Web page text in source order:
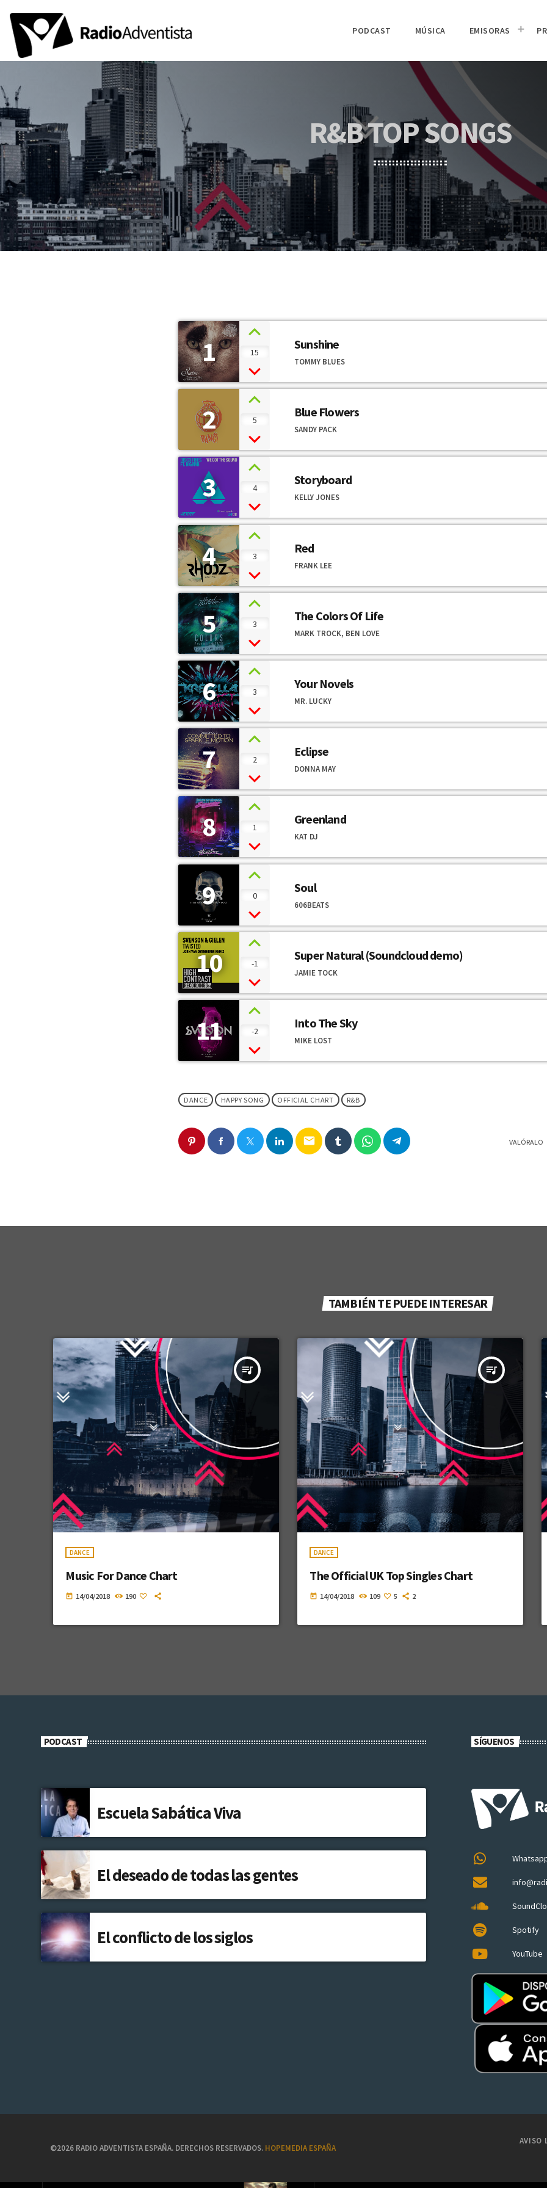
PODCAST MÚSICA EMISORAS
R&B TOP SONGS
1 15
Sunshine
TOMMY BLUES
2 5
Blue Flowers
SANDY PACK
3 4
Storyboard
KELLY JONES
4 3
Red
FRANK LEE
5 3
The Colors Of Life
MARK TROCK, BEN LOVE
6 3
Your Novels
MR. LUCKY
7 2
Eclipse
DONNA MAY
8 1
Greenland
KAT DJ
9 0
Soul
606BEATS
10 -1
Super Natural (Soundcloud demo)
JAMIE TOCK
11 -2
Into The Sky
MIKE LOST
DANCE HAPPY SONG OFFICIAL CHART R&B
email VALÓRALO
TAMBIÉN TE PUEDE INTERESAR
queue_music
DANCE
Music For Dance Chart
today 14/04/2018 190
queue_music
DANCE
The Official UK Top Singles Chart
today 14/04/2018 109 5 2
PODCAST
Escuela Sabática Viva
El deseado de todas las gentes
El conflicto de los siglos
SÍGUENOS
Spotify
YouTube
©2026 RADIO ADVENTISTA ESPAÑA. DERECHOS RESERVADOS. HOPEMEDIA ESPAÑA
AVISO